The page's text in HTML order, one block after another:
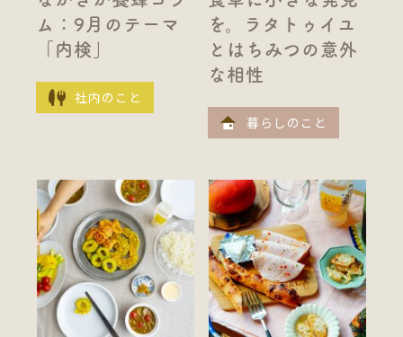
ム：9月のテーマ
「内検」
社内のこと
を。ラタトゥイユ
とはちみつの意外
な相性
暮らしのこと